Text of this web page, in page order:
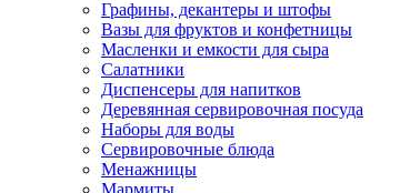
Графины, декантеры и штофы
Вазы для фруктов и конфетницы
Масленки и емкости для сыра
Салатники
Диспенсеры для напитков
Деревянная сервировочная посуда
Наборы для воды
Сервировочные блюда
Менажницы
Мармиты